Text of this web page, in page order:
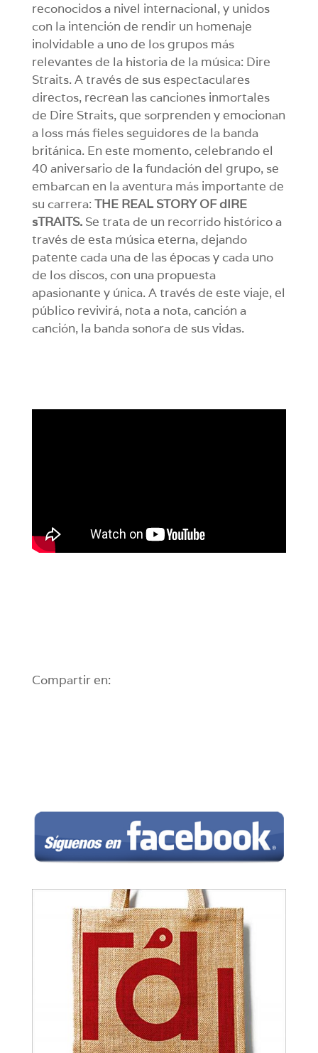
reconocidos a nivel internacional, y unidos
con la intención de rendir un homenaje
inolvidable a uno de los grupos más
relevantes de la historia de la música: Dire
Straits. A través de sus espectaculares
directos, recrean las canciones inmortales
de Dire Straits, que sorprenden y emocionan
a loss más fieles seguidores de la banda
británica. En este momento, celebrando el
40 aniversario de la fundación del grupo, se
embarcan en la aventura más importante de
su carrera:THE REAL STORY OF dIRE
sTRAITS. Se trata de un recorrido histórico a
través de esta música eterna, dejando
patente cada una de las épocas y cada uno
de los discos, con una propuesta
apasionante y única. A través de este viaje, el
público revivirá, nota a nota, canción a
canción, la banda sonora de sus vidas.
Compartir en: